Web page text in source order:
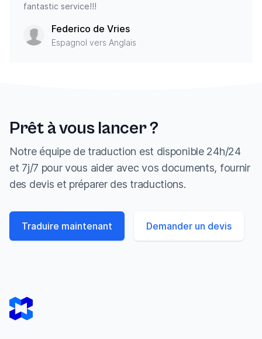
fantastic service!!!
Federico de Vries
Espagnol vers Anglais
Prêt à vous lancer ?
Notre équipe de traduction est disponible 24h/24
et 7j/7 pour vous aider avec vos documents, fournir
des devis et préparer des traductions.
Traduire maintenant Demander un devis